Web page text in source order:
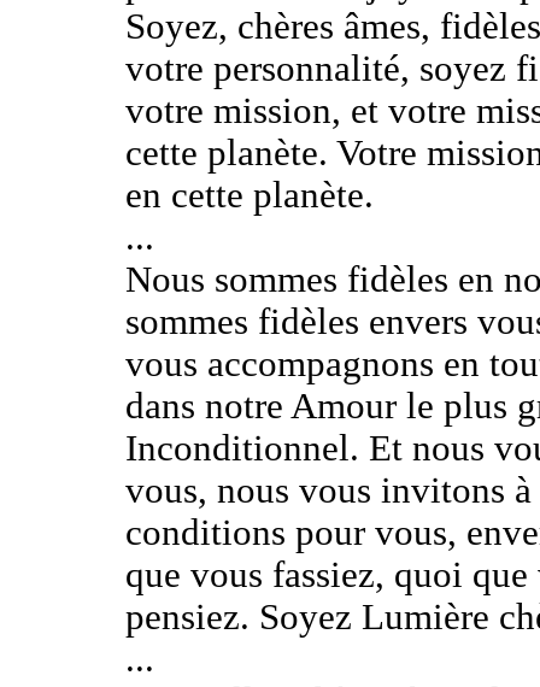
Soyez, chères âmes,
votre personnalité, soyez
votre mission, et votre
cette planète. Votre
en cette planète.
...
Nous sommes fidèles en
sommes fidèles envers
vous accompagnons en
dans notre Amour le plus
Inconditionnel. Et nous
vous, nous vous invitons
conditions pour vous,
que vous fassiez, quoi
pensiez. Soyez Lumière
...